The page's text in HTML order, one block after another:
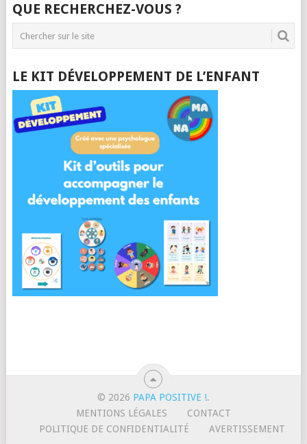
QUE RECHERCHEZ-VOUS ?
LE KIT DÉVELOPPEMENT DE L’ENFANT
© 2026 PAPA POSITIVE !.
MENTIONS LÉGALES
CONTACT
POLITIQUE DE CONFIDENTIALITÉ
AVERTISSEMENT